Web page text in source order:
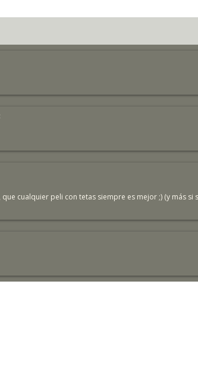
que cualquier peli con tetas siempre es mejor ;) (y más si